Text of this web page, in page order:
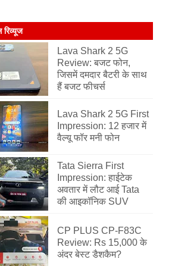
रिव्यूज
Lava Shark 2 5G
Review: बजट फोन,
जिसमें दमदार बैटरी के साथ
हैं बजट फीचर्स
Lava Shark 2 5G First
Impression: 12 हजार में
वैल्यू फॉर मनी फोन
Tata Sierra First
Impression: हाईटेक
अवतार में लौट आई Tata
की आइकॉनिक SUV
CP PLUS CP-F83C
Review: Rs 15,000 के
अंदर बेस्ट डैशकैम?